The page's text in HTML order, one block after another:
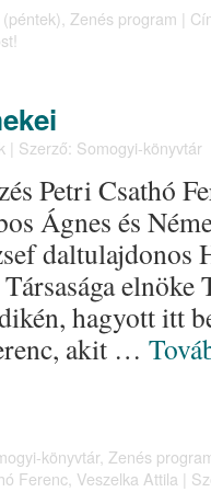
Zenés program |
| Szerző: Somogyi-könyvtár
Petri Csathó
Ágnes és
daltulajdonos
elnöke
hagyott itt
akit …
könyvtár, Zenés
Ferenc, Veszelka Attila |